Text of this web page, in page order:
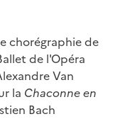
chorégraphie de
de l'Opéra
Van
la Chaconne en
Bach